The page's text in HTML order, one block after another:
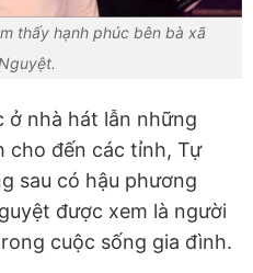
thấy hạnh phúc bên bà xã
ở nhà hát lẫn những
cho đến các tỉnh, Tự
sau có hậu phương
được xem là người
cuộc sống gia đình.